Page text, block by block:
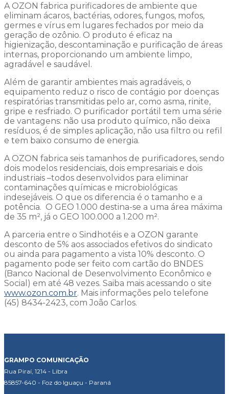
A OZON fabrica purificadores de ambiente que
eliminam ácaros, bactérias, odores, fungos, mofos,
germes e vírus em lugares fechados por meio da
geração de ozônio. O produto é eficaz na
higienização, descontaminação e purificação de áreas
internas, proporcionando um ambiente limpo,
agradável e saudável.
Além de garantir ambientes mais agradáveis, o
equipamento reduz o risco de contágio por doenças
respiratórias transmitidas pelo ar, como asma, rinite,
gripe e resfriado. O purificador portátil tem uma série
de vantagens: não usa produto químico, não deixa
resíduos, é de simples aplicação, não usa filtro ou refil
e tem baixo consumo de energia.
A OZON fabrica seis tamanhos de purificadores, sendo
dois modelos residenciais, dois empresariais e dois
industriais –todos desenvolvidos para eliminar
contaminações químicas e microbiológicas
indesejáveis. O que os diferencia é o tamanho e a
potência. O GEO 1.000 destina-se a uma área máxima
de 35 m², já o GEO 100.000 a 1.200 m².
A parceria entre o Sindhotéis e a OZON garante
desconto de 5% aos associados efetivos do sindicato
ou ainda para pagamento a vista 10% desconto. O
pagamento pode ser feito com cartão do BNDES
(Banco Nacional de Desenvolvimento Econômico e
Social) em até 48 vezes. Saiba mais acessando o site
www.ozon.com.br. Mais informações pelo telefone
(45) 8434-2423, com João Carlos.
GRAMPO COMUNICAÇÃO
Rua Piraí, 1214 - Libra
85857-640 - Foz do Iguaçu - Paraná